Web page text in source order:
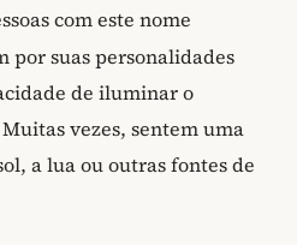
com este nome
por suas personalidades
de iluminar o
vezes, sentem uma
a lua ou outras fontes de